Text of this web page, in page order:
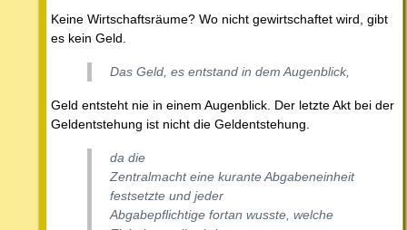
Keine Wirtschaftsräume? Wo nicht gewirtschaftet wird, gibt
es kein Geld.
Das Geld, es entstand in dem Augenblick,
Geld entsteht nie in einem Augenblick. Der letzte Akt bei der
Geldentstehung ist nicht die Geldentstehung.
da die
Zentralmacht eine kurante Abgabeneinheit
festsetzte und jeder
Abgabepflichtige fortan wusste, welche